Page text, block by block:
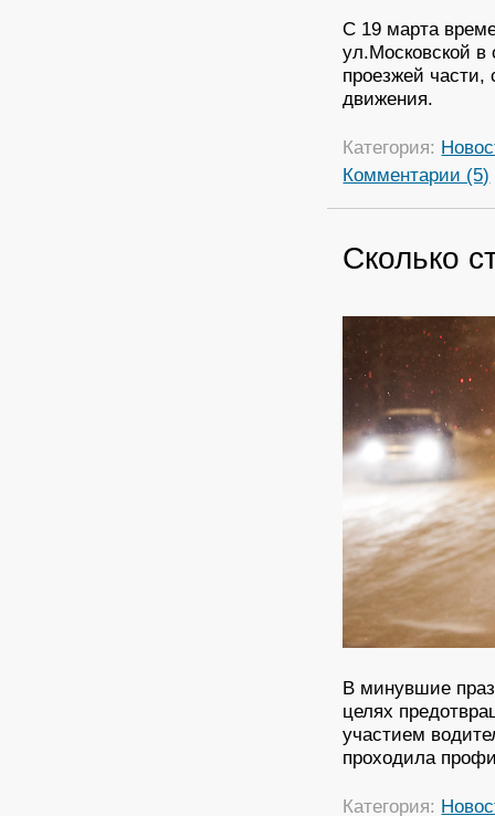
С 19 марта
ул.Московской
проезжей части,
движения.
Категория:
Комментарии (5)
Сколько
В минувшие
целях
участием
проходила
Категория: